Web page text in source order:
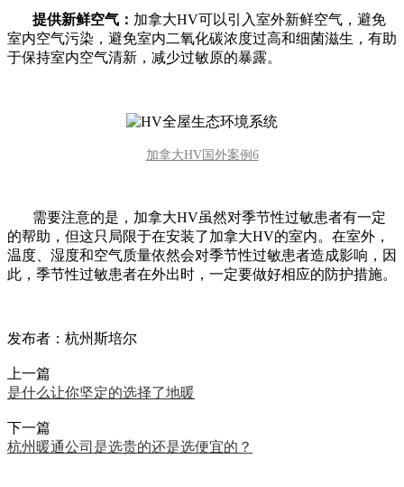
提供新鲜空气： 加拿大HV可以引入室外新鲜空气，避免
室内空气污染，避免室内二氧化碳浓度过高和细菌滋生，有助
于保持室内空气清新，减少过敏原的暴露。
加拿大HV国外案例6
需要注意的是，加拿大HV虽然对季节性过敏患者有一定
的帮助，但这只局限于在安装了加拿大HV的室内。在室外，
温度、湿度和空气质量依然会对季节性过敏患者造成影响，因
此，季节性过敏患者在外出时，一定要做好相应的防护措施。
发布者：杭州斯培尔
上一篇
是什么让你坚定的选择了地暖
下一篇
杭州暖通公司是选贵的还是选便宜的？